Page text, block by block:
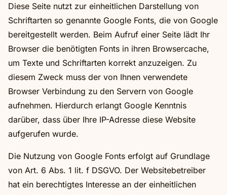
Diese Seite nutzt zur einheitlichen Darstellung von
Schriftarten so genannte Google Fonts, die von Google
bereitgestellt werden. Beim Aufruf einer Seite lädt Ihr
Browser die benötigten Fonts in ihren Browsercache,
um Texte und Schriftarten korrekt anzuzeigen. Zu
diesem Zweck muss der von Ihnen verwendete
Browser Verbindung zu den Servern von Google
aufnehmen. Hierdurch erlangt Google Kenntnis
darüber, dass über Ihre IP-Adresse diese Website
aufgerufen wurde.
Die Nutzung von Google Fonts erfolgt auf Grundlage
von Art. 6 Abs. 1 lit. f DSGVO. Der Websitebetreiber
hat ein berechtigtes Interesse an der einheitlichen